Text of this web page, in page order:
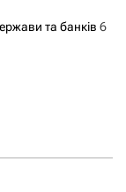
та банків 6